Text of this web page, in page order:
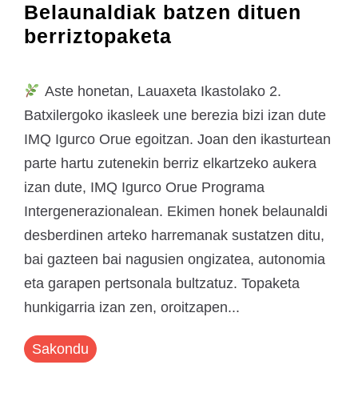
Belaunaldiak batzen dituen
berriztopaketa
Aste honetan, Lauaxeta Ikastolako 2.
Batxilergoko ikasleek une berezia bizi izan dute
IMQ Igurco Orue egoitzan. Joan den ikasturtean
parte hartu zutenekin berriz elkartzeko aukera
izan dute, IMQ Igurco Orue Programa
Intergenerazionalean. Ekimen honek belaunaldi
desberdinen arteko harremanak sustatzen ditu,
bai gazteen bai nagusien ongizatea, autonomia
eta garapen pertsonala bultzatuz. Topaketa
hunkigarria izan zen, oroitzapen...
Sakondu